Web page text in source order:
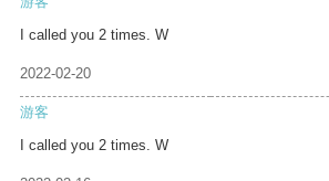
I called you 2 times. W
2022-02-20
游客
I called you 2 times. W